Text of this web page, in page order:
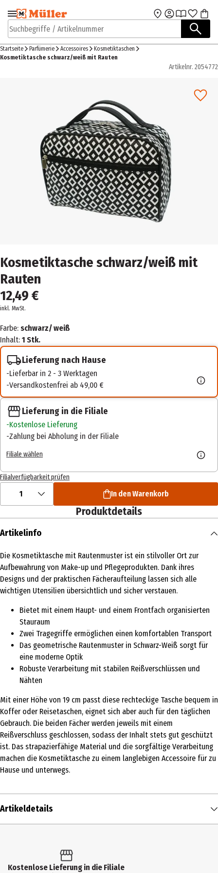
Zur Navigation
springen
Zum Hauptinhalt
Suchbegriffe / Artikelnummer
Startseite Parfümerie Accessoires
Kosmetiktaschen
Kosmetiktasche schwarz/weiß mit Rauten
Artikelnr. 2054772
Kosmetiktasche schwarz/weiß mit
Rauten
12,49 €
inkl. MwSt.
Farbe: schwarz/ weiß
Inhalt: 1 Stk.
Lieferung nach Hause
Lieferbar in 2 - 3 Werktagen
Versandkostenfrei ab 49,00 €
Lieferung in die Filiale
Kostenlose Lieferung
Zahlung bei Abholung in der Filiale
Filiale wählen
Filialverfügbarkeit prüfen
1 In den Warenkorb
Produktdetails
Artikelinfo
Die Kosmetiktasche mit Rautenmuster ist ein stilvoller Ort zur
Aufbewahrung von Make-up und Pflegeprodukten. Dank ihres
Designs und der praktischen Fächeraufteilung lassen sich alle
wichtigen Utensilien übersichtlich und sicher verstauen.
Bietet mit einem Haupt- und einem Frontfach organisierten
Stauraum
Zwei Tragegriffe ermöglichen einen komfortablen Transport
Das geometrische Rautenmuster in Schwarz-Weiß sorgt für
eine moderne Optik
Robuste Verarbeitung mit stabilen Reißverschlüssen und
Nähten
Mit einer Höhe von 19 cm passt diese rechteckige Tasche bequem in
Koffer oder Reisetaschen, eignet sich aber auch für den täglichen
Gebrauch. Die beiden Fächer werden jeweils mit einem
Reißverschluss geschlossen, sodass der Inhalt stets gut geschützt
ist. Das strapazierfähige Material und die sorgfältige Verarbeitung
machen die Kosmetiktasche zu einem langlebigen Accessoire für zu
Hause und unterwegs.
Artikeldetails
Produkttyp
Kostenlose Lieferung in die Filiale